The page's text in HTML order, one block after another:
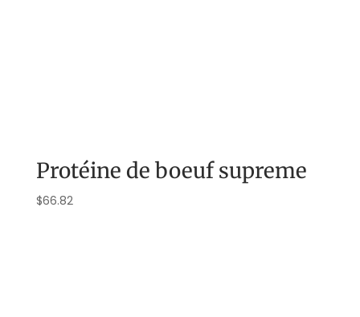
Protéine de boeuf supreme
$66.82